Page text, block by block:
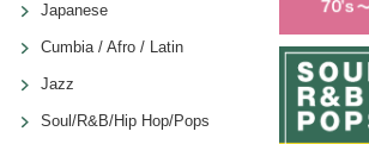
Japanese
Cumbia / Afro / Latin
Jazz
Soul/R&B/Hip Hop/Pops